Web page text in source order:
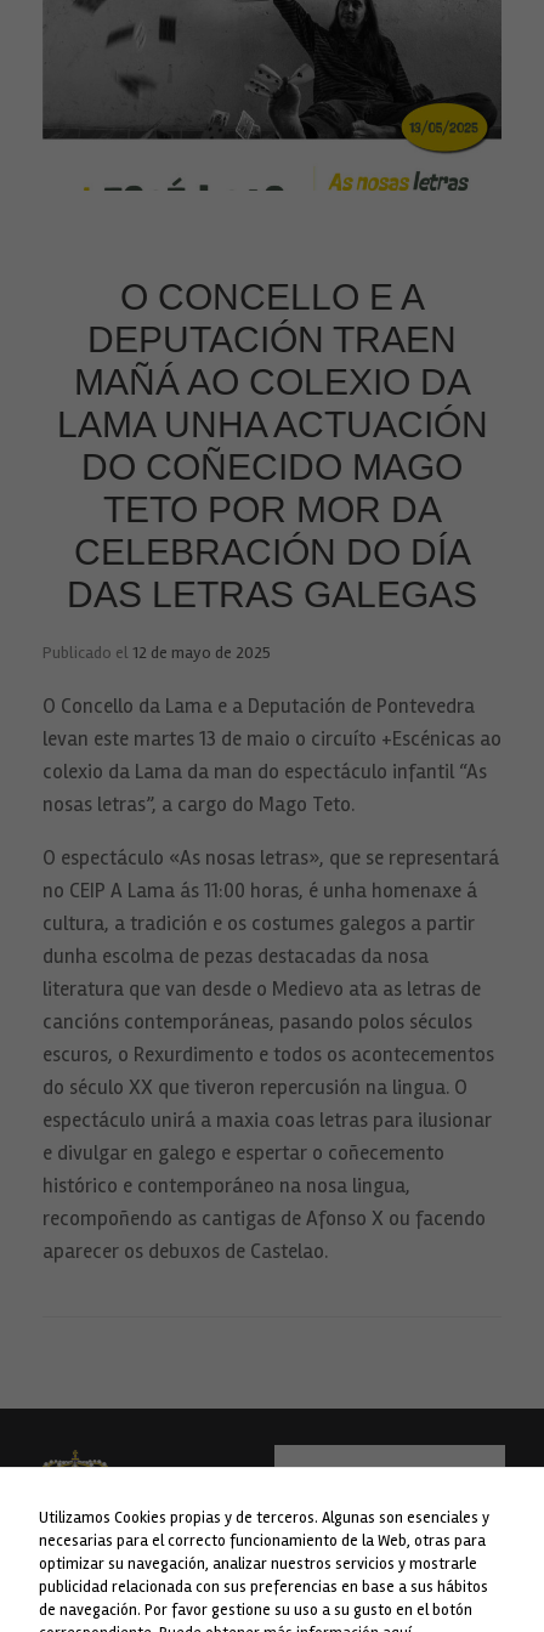
O CONCELLO E A
DEPUTACIÓN TRAEN
MAÑÁ AO COLEXIO DA
LAMA UNHA ACTUACIÓN
DO COÑECIDO MAGO
TETO POR MOR DA
CELEBRACIÓN DO DÍA
DAS LETRAS GALEGAS
Publicado el 12 de mayo de 2025
O Concello da Lama e a Deputación de Pontevedra
levan este martes 13 de maio o circuíto +Escénicas ao
colexio da Lama da man do espectáculo infantil “As
nosas letras”, a cargo do Mago Teto.
O espectáculo «As nosas letras», que se representará
no CEIP A Lama ás 11:00 horas, é unha homenaxe á
cultura, a tradición e os costumes galegos a partir
dunha escolma de pezas destacadas da nosa
literatura que van desde o Medievo ata as letras de
cancións contemporáneas, pasando polos séculos
escuros, o Rexurdimento e todos os acontecementos
do século XX que tiveron repercusión na lingua. O
espectáculo unirá a maxia coas letras para ilusionar
e divulgar en galego e espertar o coñecemento
histórico e contemporáneo na nosa lingua,
recompoñendo as cantigas de Afonso X ou facendo
aparecer os debuxos de Castelao.
Concello da Lama
WEB financiada pola Liña 1 do Plan
Concellos da Deputación de
Utilizamos Cookies propias y de terceros. Algunas son esenciales y
necesarias para el correcto funcionamiento de la Web, otras para
optimizar su navegación, analizar nuestros servicios y mostrarle
publicidad relacionada con sus preferencias en base a sus hábitos
de navegación. Por favor gestione su uso a su gusto en el botón
para que
web.
Estadísticas
Para que
podamos
mejorar la
funcionalidad
y estructura